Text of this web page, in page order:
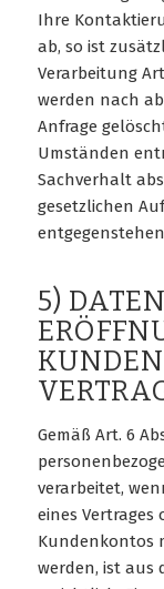
Ihre
ab, so ist
Verarbeitung
werden nach
Anfrage
Umständen
Sachverhalt
gesetzlichen
5)
Gemäß Art. 6
verarbeitet,
eines Vertrages
Kundenkontos
werden, ist aus